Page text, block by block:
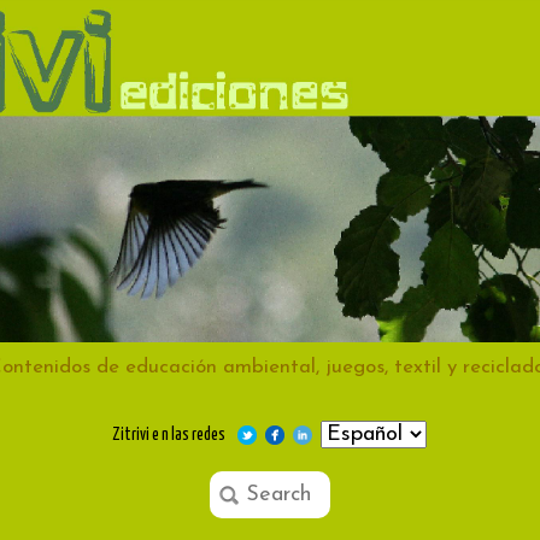
de educación ambiental, juegos, textil y
Zitrivi e n las redes